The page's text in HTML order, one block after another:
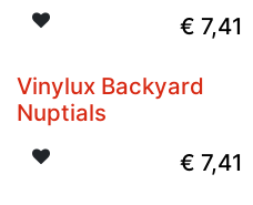
€ 7,41
Vinylux Backyard
Nuptials
€ 7,41